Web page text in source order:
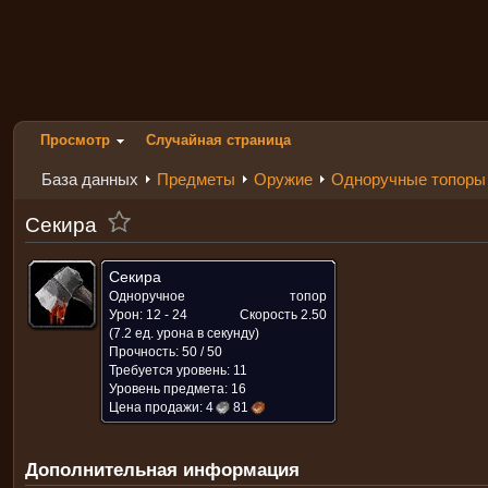
Просмотр Случайная страница
База данных Предметы Оружие Одноручные топоры
Секира
Секира
Одноручное
топор
Урон: 12 - 24
Скорость 2.50
(7.2 ед. урона в секунду)
Прочность: 50 / 50
Требуется уровень: 11
Уровень предмета: 16
Цена продажи: 4 81
Дополнительная информация